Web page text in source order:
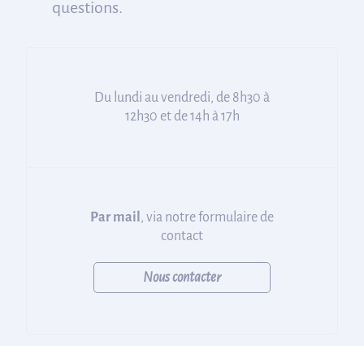
questions.
Du lundi au vendredi, de 8h30 à
12h30 et de 14h à 17h
Par mail , via notre formulaire de
contact
Nous contacter